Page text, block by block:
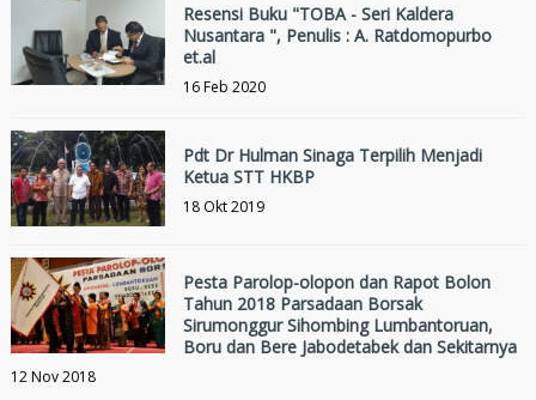
Resensi Buku "TOBA - Seri Kaldera
Nusantara ", Penulis : A. Ratdomopurbo
et.al
16 Feb 2020
Pdt Dr Hulman Sinaga Terpilih Menjadi
Ketua STT HKBP
18 Okt 2019
Pesta Parolop-olopon dan Rapot Bolon
Tahun 2018 Parsadaan Borsak
Sirumonggur Sihombing Lumbantoruan,
Boru dan Bere Jabodetabek dan Sekitarnya
12 Nov 2018